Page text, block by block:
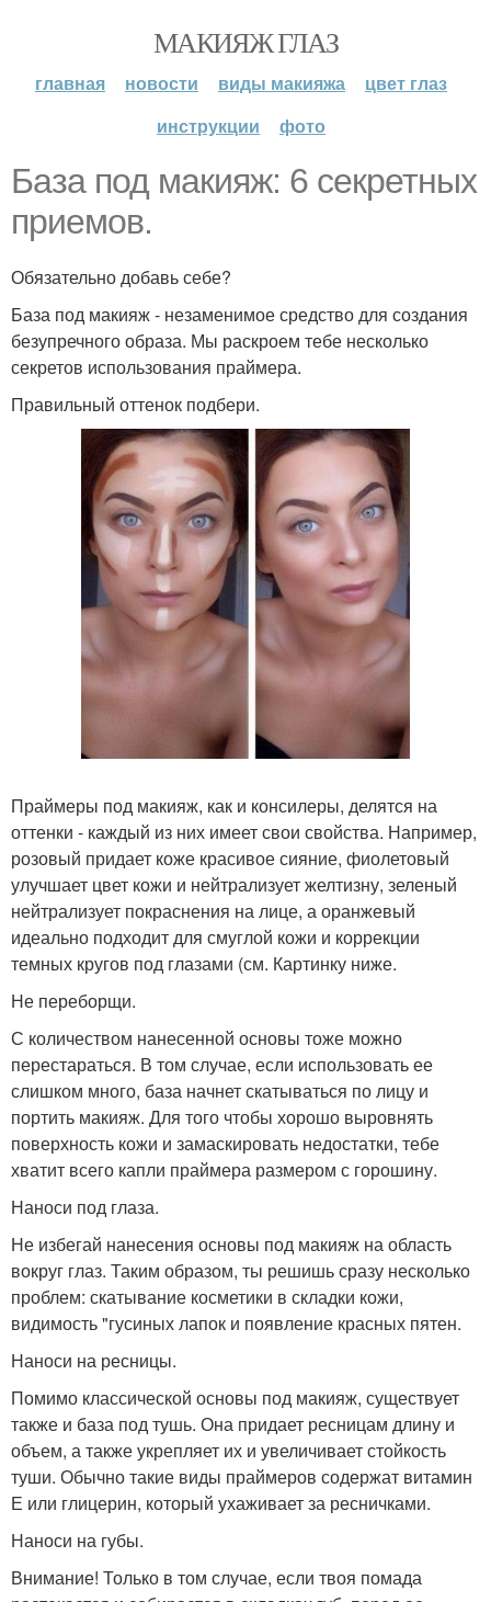
МАКИЯЖ ГЛАЗ
главная новости виды макияжа
цвет глаз
инструкции
фото
База под макияж: 6 секретных
приемов.
Обязательно добавь себе?
База под макияж - незаменимое средство для создания
безупречного образа. Мы раскроем тебе несколько
секретов использования праймера.
Правильный оттенок подбери.
Праймеры под макияж, как и консилеры, делятся на
оттенки - каждый из них имеет свои свойства. Например,
розовый придает коже красивое сияние, фиолетовый
улучшает цвет кожи и нейтрализует желтизну, зеленый
нейтрализует покраснения на лице, а оранжевый
идеально подходит для смуглой кожи и коррекции
темных кругов под глазами (см. Картинку ниже.
Не переборщи.
С количеством нанесенной основы тоже можно
перестараться. В том случае, если использовать ее
слишком много, база начнет скатываться по лицу и
портить макияж. Для того чтобы хорошо выровнять
поверхность кожи и замаскировать недостатки, тебе
хватит всего капли праймера размером с горошину.
Наноси под глаза.
Не избегай нанесения основы под макияж на область
вокруг глаз. Таким образом, ты решишь сразу несколько
проблем: скатывание косметики в складки кожи,
видимость "гусиных лапок и появление красных пятен.
Наноси на ресницы.
Помимо классической основы под макияж, существует
также и база под тушь. Она придает ресницам длину и
объем, а также укрепляет их и увеличивает стойкость
туши. Обычно такие виды праймеров содержат витамин
Е или глицерин, который ухаживает за ресничками.
Наноси на губы.
Внимание! Только в том случае, если твоя помада